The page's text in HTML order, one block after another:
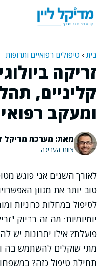
לתוכן
בית› טיפולים רפואיים ותרופות
זריקה
קליניים,
ומעקב רפואי
מאת: מערכת מדיקל
צוות העריכה
לאורך השנים אני פוגש
טוב יותר את מגוון
לטיפול במחלות כרוניות
יומיומיות: מה זה בדיוק
פועלת? אילו יתרונות יש
מתי שוקלים להשתמש בה
תחילת טיפול כזה?